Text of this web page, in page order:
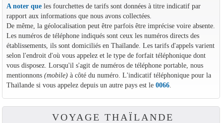
A noter queles fourchettes de tarifs sont données à titre indicatif par
rapport aux informations que nous avons collectées.
De même, la géolocalisation peut être parfois être imprécise voire absente.
Les numéros de téléphone indiqués sont ceux les numéros directs des
établissements, ils sont domiciliés en Thaïlande. Les tarifs d'appels varient
selon l'endroit d'où vous appelez et le type de forfait téléphonique dont
vous disposez. Lorsqu'il s'agit de numéros de téléphone portable, nous
mentionnons (mobile)à côté du numéro. L'indicatif téléphonique pour la
Thaïlande si vous appelez depuis un autre pays est le 0066.
VOYAGE THAÏLANDE